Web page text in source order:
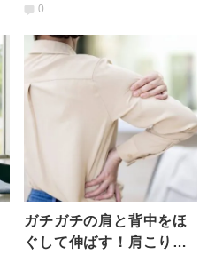
を深めて和らげる簡単ス
0
ガチガチの肩と背中をほ
ぐして伸ばす！肩こりが